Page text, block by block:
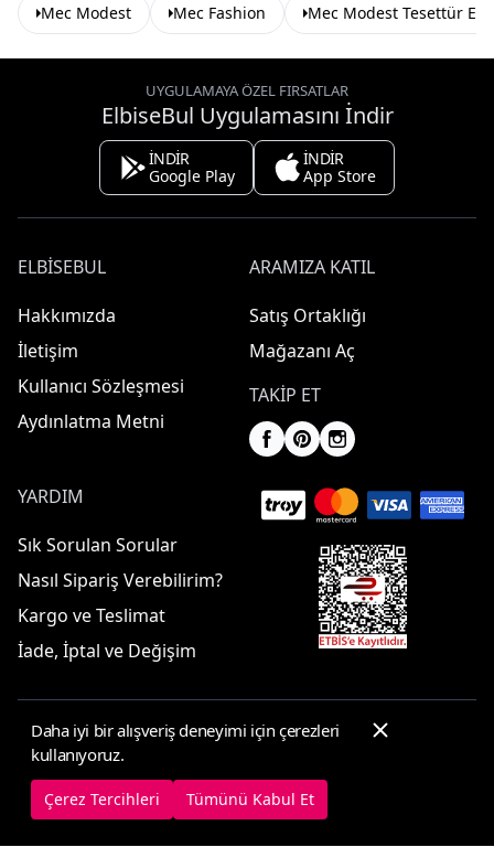
Mec Modest Mec Fashion Mec Modest Tesettür
UYGULAMAYA ÖZEL FIRSATLAR
ElbiseBul Uygulamasını İndir
İNDİR
Google Play
İNDİR
App Store
ELBISEBUL
Hakkımızda
İletişim
Kullanıcı Sözleşmesi
Aydınlatma Metni
ARAMIZA KATIL
Satış Ortaklığı
Mağazanı Aç
TAKIP ET
YARDIM
Sık Sorulan Sorular
Nasıl Sipariş Verebilirim?
Kargo ve Teslimat
İade, İptal ve Değişim
© 2025 ElbiseBul -
Çerez Tercihleri Çerez Politikası
Daha iyi bir alışveriş deneyimi için çerezleri
kullanıyoruz.
Çerez Tercihleri Tümünü Kabul Et